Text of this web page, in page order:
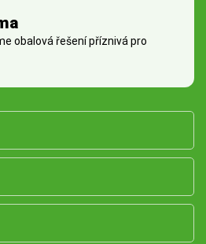
obalová řešení příznivá pro